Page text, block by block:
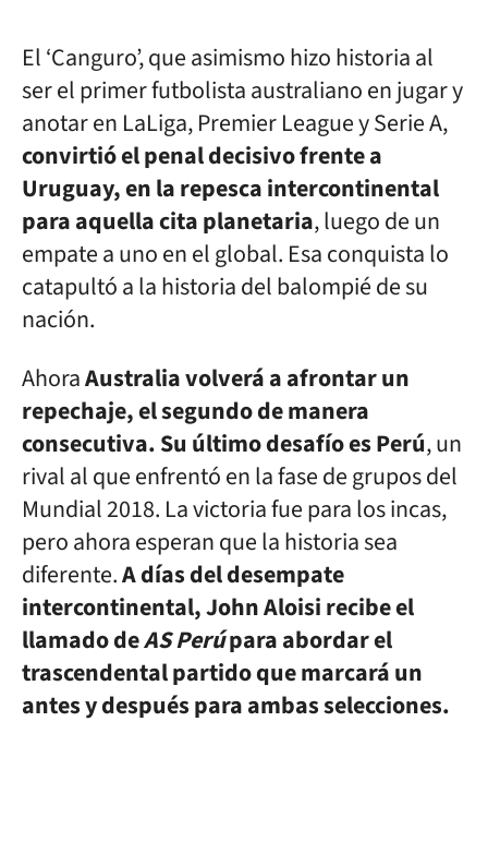
El ‘Canguro’, que asimismo hizo historia al
ser el primer futbolista australiano en jugar y
anotar en LaLiga, Premier League y Serie A,
convirtió el penal decisivo frente a
Uruguay, en la repesca intercontinental
para aquella cita planetaria, luego de un
empate a uno en el global. Esa conquista lo
catapultó a la historia del balompié de su
nación.
AhoraAustralia volverá a afrontar un
repechaje, el segundo de manera
consecutiva. Su último desafío es Perú, un
rival al que enfrentó en la fase de grupos del
Mundial 2018. La victoria fue para los incas,
pero ahora esperan que la historia sea
diferente.A días del desempate
intercontinental, John Aloisi recibe el
llamado deAS Perúpara abordar el
trascendental partido que marcará un
antes y después para ambas selecciones.